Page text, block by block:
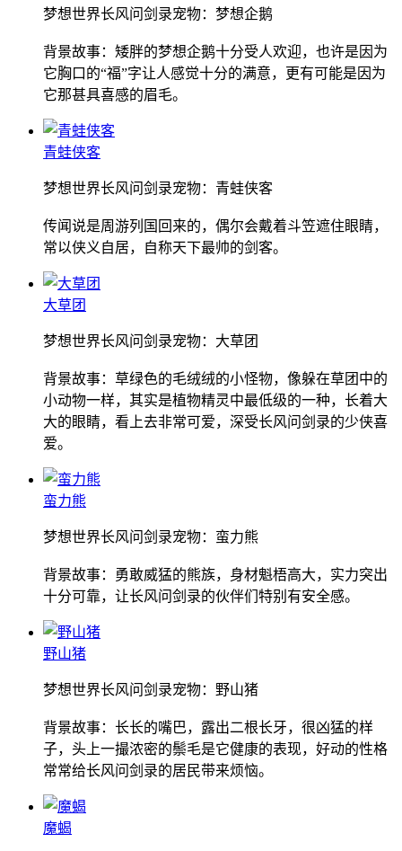
梦想世界长风问剑录宠物：梦想企鹅
背景故事：矮胖的梦想企鹅十分受人欢迎，也许是因为
它胸口的“福”字让人感觉十分的满意，更有可能是因为
它那甚具喜感的眉毛。
青蛙侠客
梦想世界长风问剑录宠物：青蛙侠客
传闻说是周游列国回来的，偶尔会戴着斗笠遮住眼睛，
常以侠义自居，自称天下最帅的剑客。
大草团
梦想世界长风问剑录宠物：大草团
背景故事：草绿色的毛绒绒的小怪物，像躲在草团中的
小动物一样，其实是植物精灵中最低级的一种，长着大
大的眼睛，看上去非常可爱，深受长风问剑录的少侠喜
爱。
蛮力熊
梦想世界长风问剑录宠物：蛮力熊
背景故事：勇敢威猛的熊族，身材魁梧高大，实力突出
十分可靠，让长风问剑录的伙伴们特别有安全感。
野山猪
梦想世界长风问剑录宠物：野山猪
背景故事：长长的嘴巴，露出二根长牙，很凶猛的样
子，头上一撮浓密的鬃毛是它健康的表现，好动的性格
常常给长风问剑录的居民带来烦恼。
魔蝎